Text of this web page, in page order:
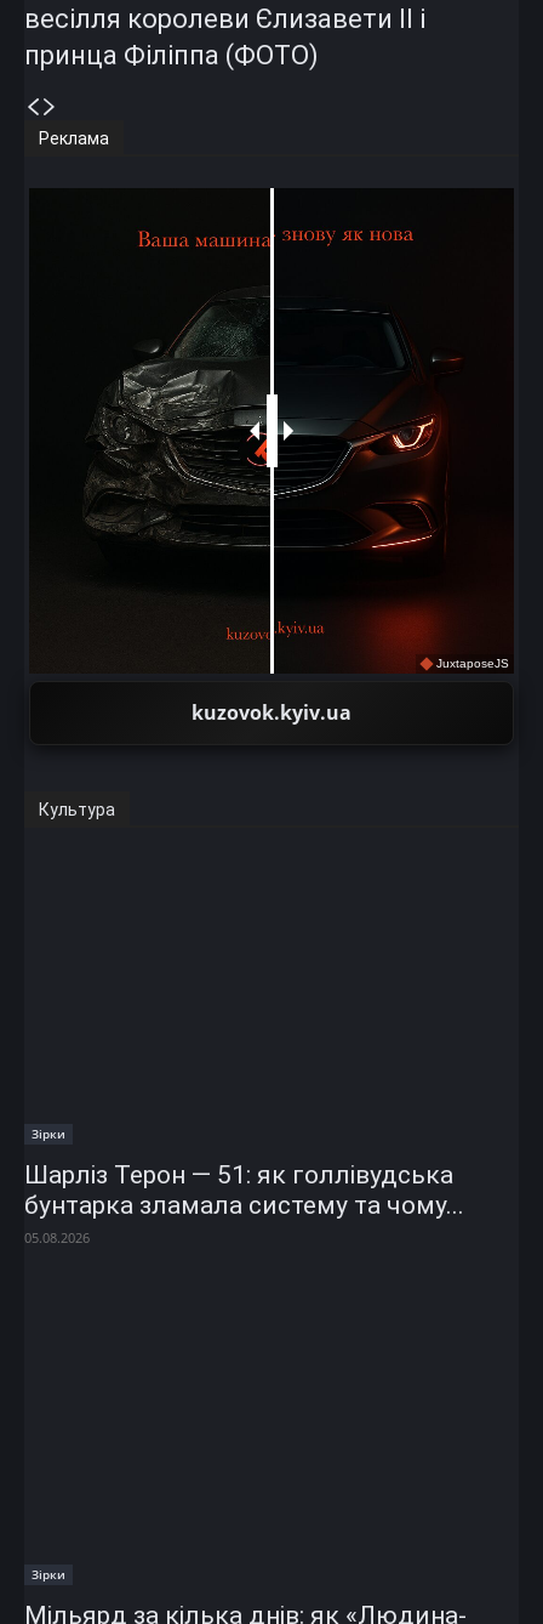
весілля королеви Єлизавети II і
принца Філіппа (ФОТО)
Реклама
JuxtaposeJS
kuzovok.kyiv.ua
Культура
Зірки
Шарліз Терон — 51: як голлівудська
бунтарка зламала систему та чому...
05.08.2026
Зірки
Мільярд за кілька днів: як «Людина-